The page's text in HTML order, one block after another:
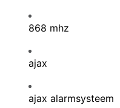
868 mhz
ajax
ajax alarmsysteem